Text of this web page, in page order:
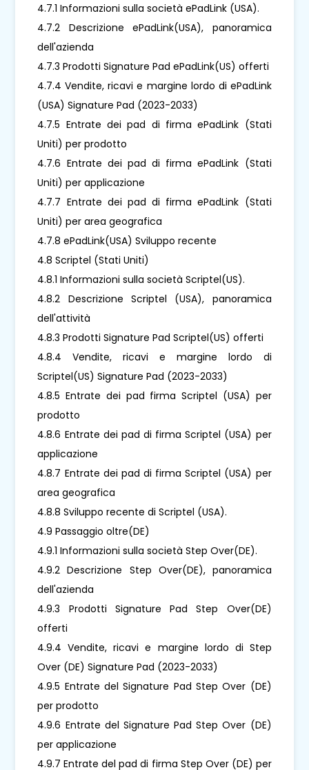
4.7.1 Informazioni sulla società ePadLink (USA).
4.7.2 Descrizione ePadLink(USA), panoramica
dell'azienda
4.7.3 Prodotti Signature Pad ePadLink(US) offerti
4.7.4 Vendite, ricavi e margine lordo di ePadLink
(USA) Signature Pad (2023-2033)
4.7.5 Entrate dei pad di firma ePadLink (Stati
Uniti) per prodotto
4.7.6 Entrate dei pad di firma ePadLink (Stati
Uniti) per applicazione
4.7.7 Entrate dei pad di firma ePadLink (Stati
Uniti) per area geografica
4.7.8 ePadLink(USA) Sviluppo recente
4.8 Scriptel (Stati Uniti)
4.8.1 Informazioni sulla società Scriptel(US).
4.8.2 Descrizione Scriptel (USA), panoramica
dell'attività
4.8.3 Prodotti Signature Pad Scriptel(US) offerti
4.8.4 Vendite, ricavi e margine lordo di
Scriptel(US) Signature Pad (2023-2033)
4.8.5 Entrate dei pad firma Scriptel (USA) per
prodotto
4.8.6 Entrate dei pad di firma Scriptel (USA) per
applicazione
4.8.7 Entrate dei pad di firma Scriptel (USA) per
area geografica
4.8.8 Sviluppo recente di Scriptel (USA).
4.9 Passaggio oltre(DE)
4.9.1 Informazioni sulla società Step Over(DE).
4.9.2 Descrizione Step Over(DE), panoramica
dell'azienda
4.9.3 Prodotti Signature Pad Step Over(DE)
offerti
4.9.4 Vendite, ricavi e margine lordo di Step
Over (DE) Signature Pad (2023-2033)
4.9.5 Entrate del Signature Pad Step Over (DE)
per prodotto
4.9.6 Entrate del Signature Pad Step Over (DE)
per applicazione
4.9.7 Entrate del pad di firma Step Over (DE) per